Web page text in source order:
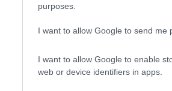
purposes.
I want to allow Google to send me
I want to allow Google to enable
web or device identifiers in apps.
πολέμου και
ΝΑΤΟ και ΕΕ
δολάρια το βαρέλι